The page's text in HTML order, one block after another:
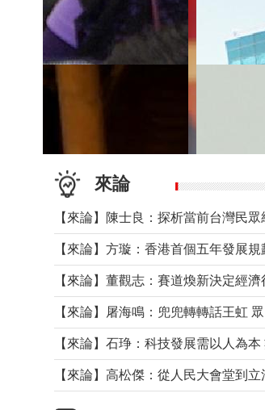
來論
【來論】董觀志：賽道煥新決定經濟